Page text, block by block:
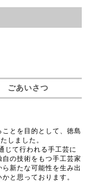
ごあいさつ
とを目的として、徳島
しました。
じて行われる手工芸に
の技術をもつ手工芸家
新たな可能性を生み出
と思っております。